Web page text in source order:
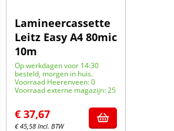
Lamineercassette
Leitz Easy A4 80mic
10m
Op werkdagen voor 14:30
besteld, morgen in huis.
Voorraad Heerenveen: 0
Voorraad externe magazijn: 25
€ 37,67
€45,58 Incl. BTW